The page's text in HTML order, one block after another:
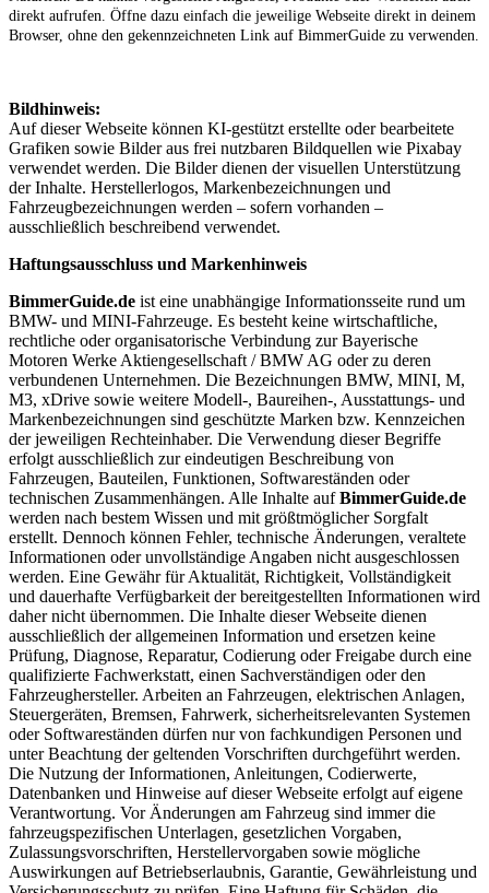
direkt aufrufen. Öffne dazu einfach die jeweilige Webseite direkt in deinem
Browser, ohne den gekennzeichneten Link auf BimmerGuide zu verwenden.
Bildhinweis:
Auf dieser Webseite können KI-gestützt erstellte oder bearbeitete
Grafiken sowie Bilder aus frei nutzbaren Bildquellen wie Pixabay
verwendet werden. Die Bilder dienen der visuellen Unterstützung
der Inhalte. Herstellerlogos, Markenbezeichnungen und
Fahrzeugbezeichnungen werden – sofern vorhanden –
ausschließlich beschreibend verwendet.
Haftungsausschluss und Markenhinweis
BimmerGuide.de ist eine unabhängige Informationsseite rund um
BMW- und MINI-Fahrzeuge. Es besteht keine wirtschaftliche,
rechtliche oder organisatorische Verbindung zur Bayerische
Motoren Werke Aktiengesellschaft / BMW AG oder zu deren
verbundenen Unternehmen. Die Bezeichnungen BMW, MINI, M,
M3, xDrive sowie weitere Modell-, Baureihen-, Ausstattungs- und
Markenbezeichnungen sind geschützte Marken bzw. Kennzeichen
der jeweiligen Rechteinhaber. Die Verwendung dieser Begriffe
erfolgt ausschließlich zur eindeutigen Beschreibung von
Fahrzeugen, Bauteilen, Funktionen, Softwareständen oder
technischen Zusammenhängen. Alle Inhalte aufBimmerGuide.de
werden nach bestem Wissen und mit größtmöglicher Sorgfalt
erstellt. Dennoch können Fehler, technische Änderungen, veraltete
Informationen oder unvollständige Angaben nicht ausgeschlossen
werden. Eine Gewähr für Aktualität, Richtigkeit, Vollständigkeit
und dauerhafte Verfügbarkeit der bereitgestellten Informationen wird
daher nicht übernommen. Die Inhalte dieser Webseite dienen
ausschließlich der allgemeinen Information und ersetzen keine
Prüfung, Diagnose, Reparatur, Codierung oder Freigabe durch eine
qualifizierte Fachwerkstatt, einen Sachverständigen oder den
Fahrzeughersteller. Arbeiten an Fahrzeugen, elektrischen Anlagen,
Steuergeräten, Bremsen, Fahrwerk, sicherheitsrelevanten Systemen
oder Softwareständen dürfen nur von fachkundigen Personen und
unter Beachtung der geltenden Vorschriften durchgeführt werden.
Die Nutzung der Informationen, Anleitungen, Codierwerte,
Datenbanken und Hinweise auf dieser Webseite erfolgt auf eigene
Verantwortung. Vor Änderungen am Fahrzeug sind immer die
fahrzeugspezifischen Unterlagen, gesetzlichen Vorgaben,
Zulassungsvorschriften, Herstellervorgaben sowie mögliche
Auswirkungen auf Betriebserlaubnis, Garantie, Gewährleistung und